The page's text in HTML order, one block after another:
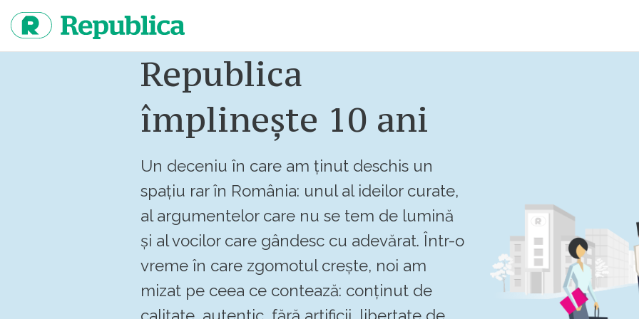
continut
Republica
împlinește 10 ani
Un deceniu în care am ținut deschis un
spațiu rar în România: unul al ideilor curate,
al argumentelor care nu se tem de lumină
și al vocilor care gândesc cu adevărat. Într-o
vreme în care zgomotul crește, noi am
mizat pe ceea ce contează: conținut de